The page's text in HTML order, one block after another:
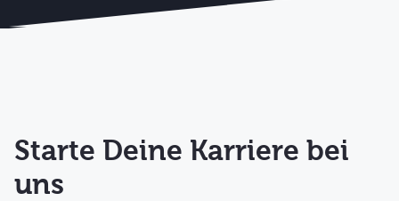
Starte Deine Karriere bei
uns